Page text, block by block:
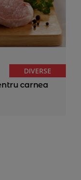
DIVERSE
carnea